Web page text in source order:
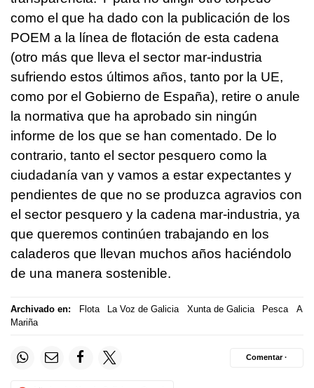
como el que ha dado con la publicación de los
POEM a la línea de flotación de esta cadena
(otro más que lleva el sector mar-industria
sufriendo estos últimos años, tanto por la UE,
como por el Gobierno de España), retire o anule
la normativa que ha aprobado sin ningún
informe de los que se han comentado. De lo
contrario, tanto el sector pesquero como la
ciudadanía van y vamos a estar expectantes y
pendientes de que no se produzca agravios con
el sector pesquero y la cadena mar-industria, ya
que queremos continúen trabajando en los
caladeros que llevan muchos años haciéndolo
de una manera sostenible.
Archivado en: Flota La Voz de Galicia Xunta de Galicia Pesca
A
Mariña
Comentar ·